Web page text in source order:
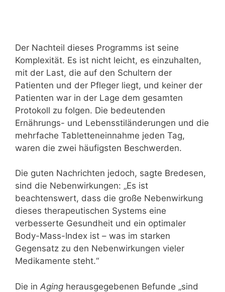
Der Nachteil dieses Programms ist seine
Komplexität. Es ist nicht leicht, es einzuhalten,
mit der Last, die auf den Schultern der
Patienten und der Pfleger liegt, und keiner der
Patienten war in der Lage dem gesamten
Protokoll zu folgen. Die bedeutenden
Ernährungs- und Lebensstiländerungen und die
mehrfache Tabletteneinnahme jeden Tag,
waren die zwei häufigsten Beschwerden.
Die guten Nachrichten jedoch, sagte Bredesen,
sind die Nebenwirkungen: „Es ist
beachtenswert, dass die große Nebenwirkung
dieses therapeutischen Systems eine
verbesserte Gesundheit und ein optimaler
Body-Mass-Index ist – was im starken
Gegensatz zu den Nebenwirkungen vieler
Medikamente steht.“
Die in Aging herausgegebenen Befunde „sind